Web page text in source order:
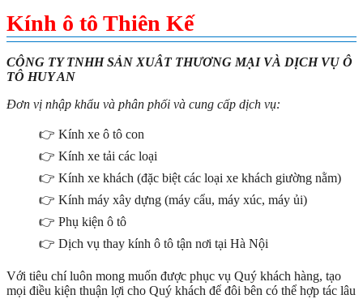
Kính ô tô Thiên Kế
CÔNG TY TNHH SẢN XUÂT THƯƠNG MẠI VÀ DỊCH VỤ Ô
TÔ HUY AN
Đơn vị nhập khẩu và phân phối và cung cấp dịch vụ:
👉 Kính xe ô tô con
👉 Kính xe tải các loại
👉 Kính xe khách (đặc biệt các loại xe khách giường nằm)
👉 Kính máy xây dựng (máy cẩu, máy xúc, máy ủi)
👉 Phụ kiện ô tô
👉 Dịch vụ thay kính ô tô tận nơi tại Hà Nội
Với tiêu chí luôn mong muốn được phục vụ Quý khách hàng, tạo
mọi điều kiện thuận lợi cho Quý khách để đôi bên có thể hợp tác lâu